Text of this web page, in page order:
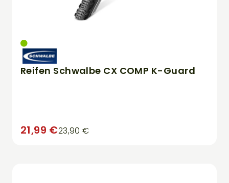
Reifen Schwalbe CX COMP K-Guard
21,99 €23,90 €